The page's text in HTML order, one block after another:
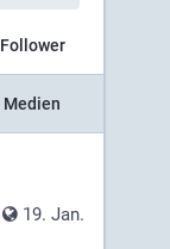
Follower
Medien
19. Jan.